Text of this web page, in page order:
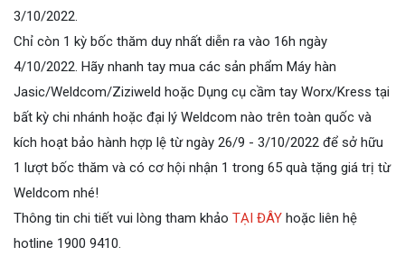
3/10/2022.
Chỉ còn 1 kỳ bốc thăm duy nhất diễn ra vào 16h ngày
4/10/2022. Hãy nhanh tay mua các sản phẩm Máy hàn
Jasic/Weldcom/Ziziweld hoặc Dụng cụ cầm tay Worx/Kress tại
bất kỳ chi nhánh hoặc đại lý Weldcom nào trên toàn quốc và
kích hoạt bảo hành hợp lệ từ ngày 26/9 - 3/10/2022 để sở hữu
1 lượt bốc thăm và có cơ hội nhận 1 trong 65 quà tặng giá trị từ
Weldcom nhé!
Thông tin chi tiết vui lòng tham khảo TẠI ĐÂY hoặc liên hệ
hotline 1900 9410.